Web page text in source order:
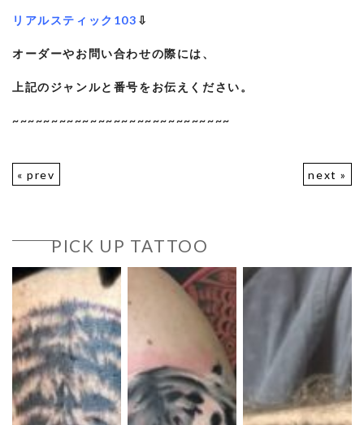
リアルスティック103 ⇩
オーダーやお問い合わせの際には、
上記のジャンルと番号をお伝えください。
~~~~~~~~~~~~~~~~~~~~~~~~~~~~
« prev next »
PICK UP TATTOO